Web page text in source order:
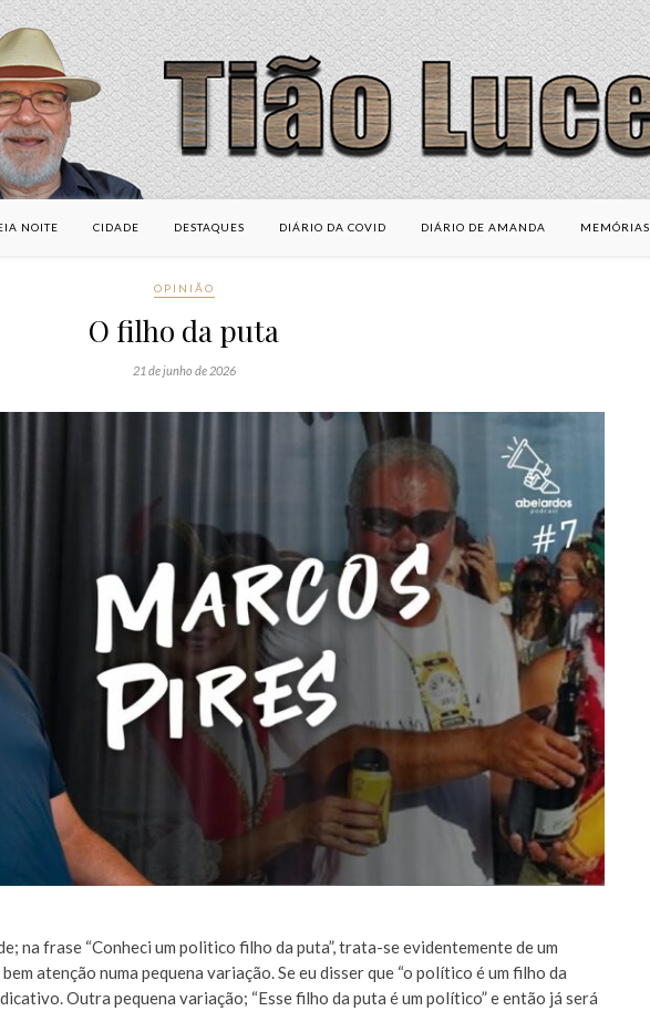
NOITE CIDADE DESTAQUES DIÁRIO DA COVID DIÁRIO DE AMANDA MEMÓRIAS
OPINIÃO
O filho da puta
21 de junho de 2026
na frase “Conheci um politico filho da puta”, trata-se evidentemente de um
atenção numa pequena variação. Se eu disser que “o político é um filho da
Outra pequena variação; “Esse filho da puta é um político” e então já será